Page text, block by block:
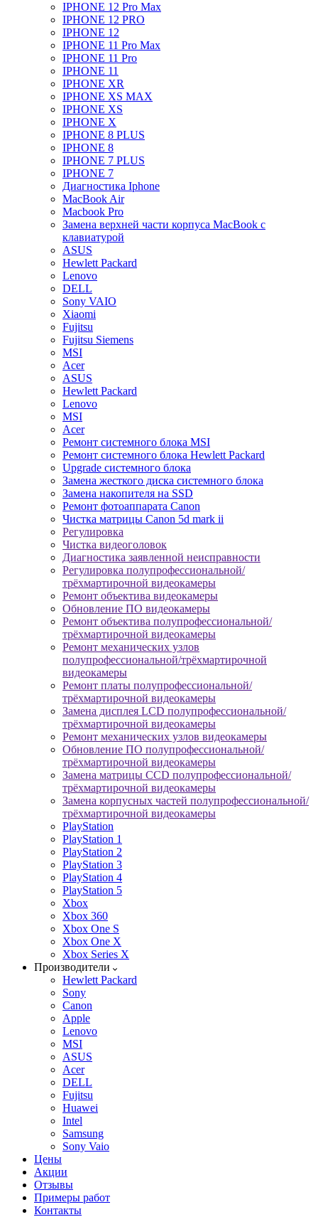
IPHONE 12 Pro Max
IPHONE 12 PRO
IPHONE 12
IPHONE 11 Pro Max
IPHONE 11 Pro
IPHONE 11
IPHONE XR
IPHONE XS MAX
IPHONE XS
IPHONE X
IPHONE 8 PLUS
IPHONE 8
IPHONE 7 PLUS
IPHONE 7
Диагностика Iphone
MacBook Air
Macbook Pro
Замена верхней части корпуса MacBook с
клавиатурой
ASUS
Hewlett Packard
Lenovo
DELL
Sony VAIO
Xiaomi
Fujitsu
Fujitsu Siemens
MSI
Acer
ASUS
Hewlett Packard
Lenovo
MSI
Acer
Ремонт системного блока MSI
Ремонт системного блока Hewlett Packard
Upgrade системного блока
Замена жесткого диска системного блока
Замена накопителя на SSD
Ремонт фотоаппарата Canon
Чистка матрицы Canon 5d mark ii
Регулировка
Чистка видеоголовок
Диагностика заявленной неисправности
Регулировка полупрофессиональной/
трёхмартирочной видеокамеры
Ремонт объектива видеокамеры
Обновление ПО видеокамеры
Ремонт объектива полупрофессиональной/
трёхмартирочной видеокамеры
Ремонт механических узлов
полупрофессиональной/трёхмартирочной
видеокамеры
Ремонт платы полупрофессиональной/
трёхмартирочной видеокамеры
Замена дисплея LCD полупрофессиональной/
трёхмартирочной видеокамеры
Ремонт механических узлов видеокамеры
Обновление ПО полупрофессиональной/
трёхмартирочной видеокамеры
Замена матрицы CCD полупрофессиональной/
трёхмартирочной видеокамеры
Замена корпусных частей полупрофессиональной/
трёхмартирочной видеокамеры
PlayStation
PlayStation 1
PlayStation 2
PlayStation 3
PlayStation 4
PlayStation 5
Xbox
Xbox 360
Xbox One S
Xbox One X
Xbox Series X
Производители
Hewlett Packard
Sony
Canon
Apple
Lenovo
MSI
ASUS
Acer
DELL
Fujitsu
Huawei
Intel
Samsung
Sony Vaio
Цены
Акции
Отзывы
Примеры работ
Контакты